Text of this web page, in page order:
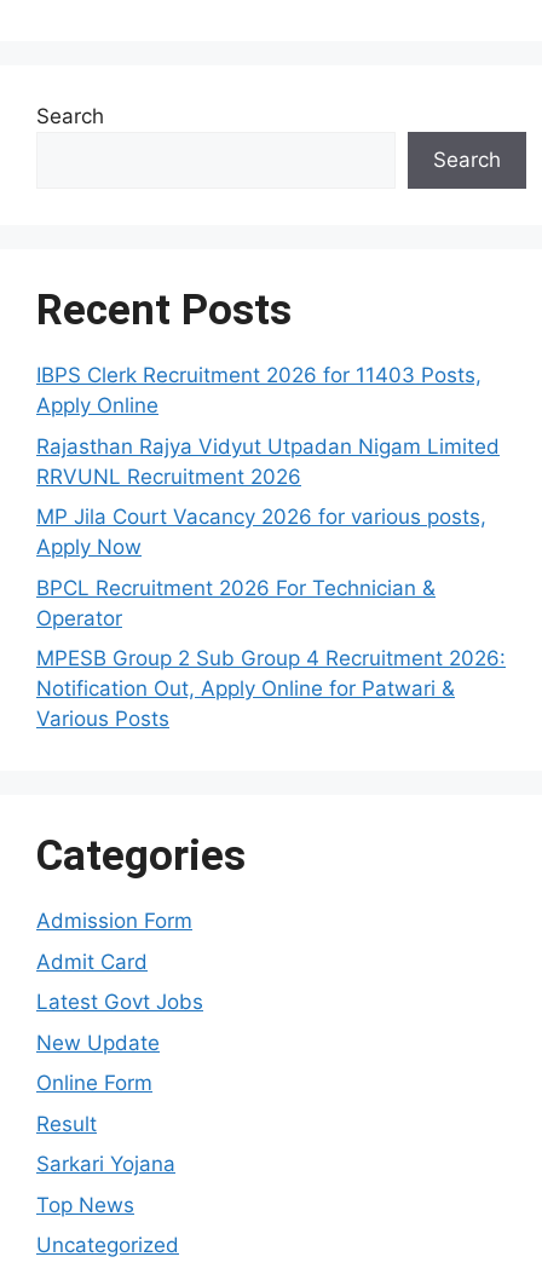
Search
Search
Recent Posts
IBPS Clerk Recruitment 2026 for 11403 Posts,
Apply Online
Rajasthan Rajya Vidyut Utpadan Nigam Limited
RRVUNL Recruitment 2026
MP Jila Court Vacancy 2026 for various posts,
Apply Now
BPCL Recruitment 2026 For Technician &
Operator
MPESB Group 2 Sub Group 4 Recruitment 2026:
Notification Out, Apply Online for Patwari &
Various Posts
Categories
Admission Form
Admit Card
Latest Govt Jobs
New Update
Online Form
Result
Sarkari Yojana
Top News
Uncategorized